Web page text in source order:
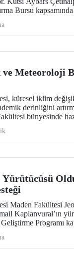
Bursu
ve Meteoroloji
küresel iklim
derinliğini
bünyesinde
dünyasına “merhaba”
Maden Fakültesi
Kaplanvural’ın
Programı